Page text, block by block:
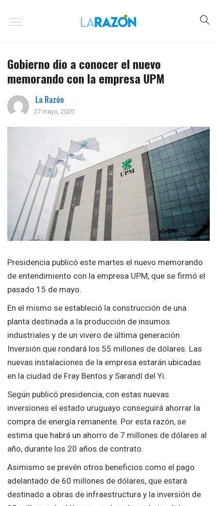
Gobierno dio a conocer el nuevo
memorando con la empresa UPM
La Razón
27 mayo, 2020
Presidencia publicó este martes el nuevo memorando
de entendimiento con la empresa UPM, que se firmó el
pasado 15 de mayo.
En el mismo se estableció la construcción de una
planta destinada a la producción de insumos
industriales y de un vivero de última generación.
Inversión que rondará los 55 millones de dólares. Las
nuevas instalaciones de la empresa estarán ubicadas
en la ciudad de Fray Bentos y Sarandí del Yi.
Según publicó presidencia, con estas nuevas
inversiones el estado uruguayo conseguirá ahorrar la
compra de energía remanente. Por esta razón, se
estima que habrá un ahorro de 7 millones de dólares al
año, durante los 20 años de contrato.
Asimismo se prevén otros beneficios como el pago
adelantado de 60 millones de dólares, que estará
destinado a obras de infraestructura y la inversión de